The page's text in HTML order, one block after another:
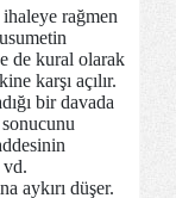
rağmen
de kural olarak
karşı açılır.
bir davada
vd.
aykırı düşer.